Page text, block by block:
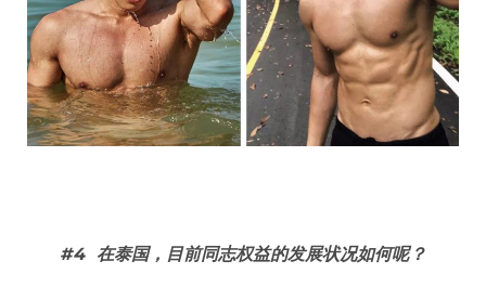
#4 在泰国，目前同志权益的发展状况如何呢？